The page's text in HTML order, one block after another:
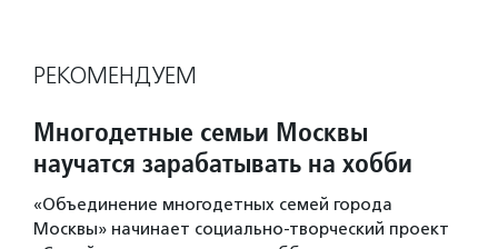
РЕКОМЕНДУЕМ
Многодетные семьи Москвы
научатся зарабатывать на хобби
«Объединение многодетных семей города
Москвы» начинает социально-творческий проект